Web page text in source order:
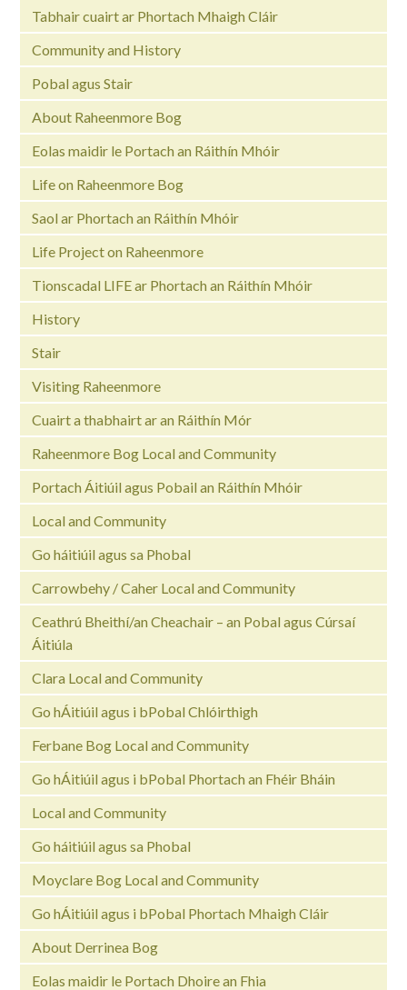
Tabhair cuairt ar Phortach Mhaigh Cláir
Community and History
Pobal agus Stair
About Raheenmore Bog
Eolas maidir le Portach an Ráithín Mhóir
Life on Raheenmore Bog
Saol ar Phortach an Ráithín Mhóir
Life Project on Raheenmore
Tionscadal LIFE ar Phortach an Ráithín Mhóir
History
Stair
Visiting Raheenmore
Cuairt a thabhairt ar an Ráithín Mór
Raheenmore Bog Local and Community
Portach Áitiúil agus Pobail an Ráithín Mhóir
Local and Community
Go háitiúil agus sa Phobal
Carrowbehy / Caher Local and Community
Ceathrú Bheithí/an Cheachair – an Pobal agus Cúrsaí
Áitiúla
Clara Local and Community
Go hÁitiúil agus i bPobal Chlóirthigh
Ferbane Bog Local and Community
Go hÁitiúil agus i bPobal Phortach an Fhéir Bháin
Local and Community
Go háitiúil agus sa Phobal
Moyclare Bog Local and Community
Go hÁitiúil agus i bPobal Phortach Mhaigh Cláir
About Derrinea Bog
Eolas maidir le Portach Dhoire an Fhia